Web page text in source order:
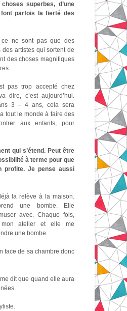
superbes, d’une
parfois la fierté des
ne sont pas que des
des artistes qui sortent de
des choses magnifiques
pas trop accepté chez
dire, c’est aujourd’hui.
3 – 4 ans, cela sera
tout le monde à faire des
aux enfants, pour
qui s’étend. Peut être
à terme pour que
profite. Je pense aussi
la relève à la maison.
une bombe. Elle
avec. Chaque fois,
atelier et elle me
une bombe.
face de sa chambre donc
dit que quand elle aura